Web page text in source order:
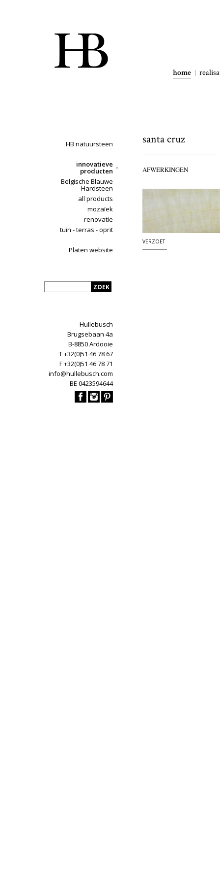
home
HB natuursteen
innovatieve
producten
Belgische Blauwe
Hardsteen
all products
mozaïek
renovatie
tuin - terras - oprit
Platen website
Hullebusch
Brugsebaan 4a
B-8850 Ardooie
T +32(0)51 46 78 67
F +32(0)51 46 78 71
info@hullebusch.com
BE 0423594644
santa cruz
AFWERKINGEN
VERZOET